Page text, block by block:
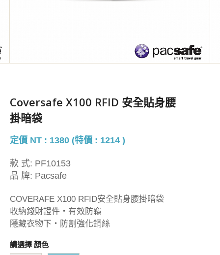
Coversafe X100 RFID 安全貼身腰
掛暗袋
定價 NT : 1380 (特價 : 1214 )
款 式: PF10153
品 牌: Pacsafe
COVERAFE X100 RFID安全貼身腰掛暗袋
收納錢財證件・有效防竊
隱藏衣物下・防割強化鋼絲
請選擇 顏色